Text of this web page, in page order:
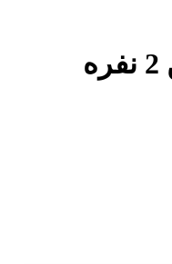
بازی فکری دستچین 2 نفره